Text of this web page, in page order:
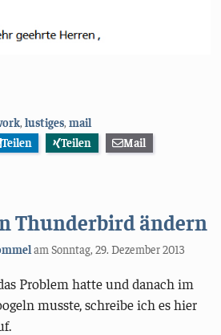
,lustiges,mail
Teilen Teilen
Mail
Thunderbird ändern
amSonntag, 29. Dezember 2013
Problem hatte und danach im
musste, schreibe ich es hier